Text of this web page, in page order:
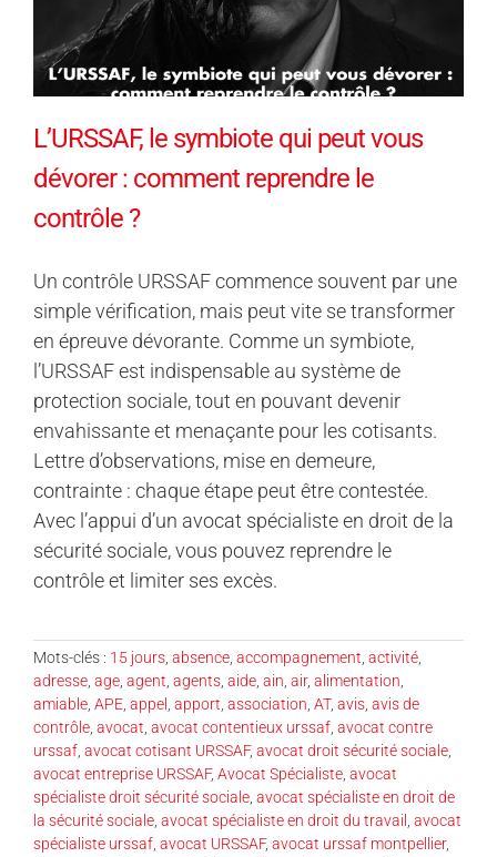
L’URSSAF, le symbiote qui peut vous
dévorer : comment reprendre le
contrôle ?
Un contrôle URSSAF commence souvent par une
simple vérification, mais peut vite se transformer
en épreuve dévorante. Comme un symbiote,
l’URSSAF est indispensable au système de
protection sociale, tout en pouvant devenir
envahissante et menaçante pour les cotisants.
Lettre d’observations, mise en demeure,
contrainte : chaque étape peut être contestée.
Avec l’appui d’un avocat spécialiste en droit de la
sécurité sociale, vous pouvez reprendre le
contrôle et limiter ses excès.
Mots-clés : 15 jours, absence, accompagnement, activité,
adresse, age, agent, agents, aide, ain, air, alimentation,
amiable, APE, appel , apport, association, AT, avis, avis de
contrôle, avocat, avocat contentieux urssaf, avocat contre
urssaf, avocat cotisant URSSAF, avocat droit sécurité sociale,
avocat entreprise URSSAF, Avocat Spécialiste, avocat
spécialiste droit sécurité sociale, avocat spécialiste en droit de
la sécurité sociale, avocat spécialiste en droit du travail , avocat
spécialiste urssaf, avocat URSSAF, avocat urssaf montpellier,